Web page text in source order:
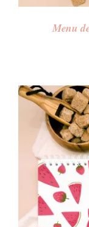
Menu